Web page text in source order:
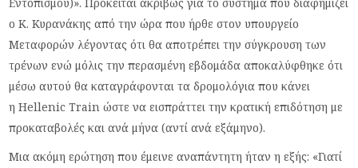
Εντοπισμού)». Πρόκειται ακριβώς για το σύστημα που διαφημίζει
ο Κ. Κυρανάκης από την ώρα που ήρθε στον υπουργείο
Μεταφορών λέγοντας ότι θα αποτρέπει την σύγκρουση των
τρένων ενώ μόλις την περασμένη εβδομάδα αποκαλύφθηκε ότι
μέσω αυτού θα καταγράφονται τα δρομολόγια που κάνει
ηHellenic Train ώστε να εισπράττει την κρατική επιδότηση με
προκαταβολές και ανά μήνα (αντί ανά εξάμηνο).
Μια ακόμη ερώτηση που έμεινε αναπάντητη ήταν η εξής: «Γιατί